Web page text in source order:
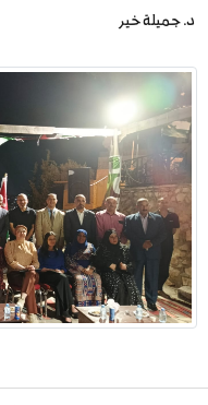
د. جميلة خير